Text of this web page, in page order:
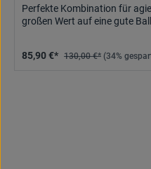
Perfekte Kombination für
großen Wert auf eine gute
85,90 €* 130,00 €* (34%